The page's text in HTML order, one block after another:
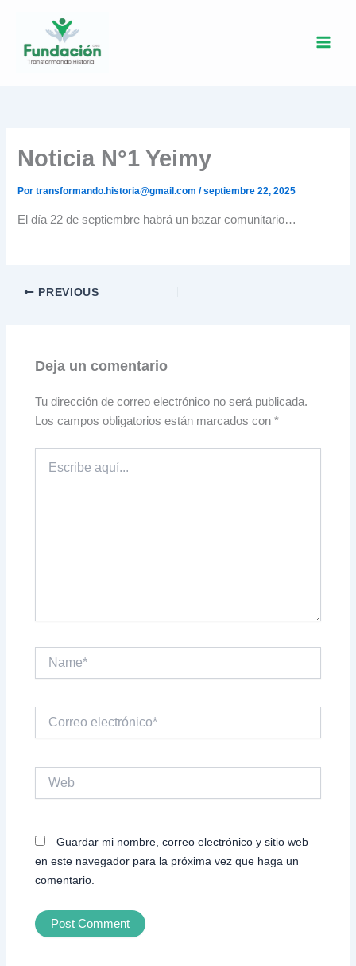
contenido
Noticia N°1 Yeimy
Portransformando.historia@gmail.com/septiembre 22, 2025
El día 22 de septiembre habrá un bazar comunitario…
PREVIOUS
Deja un comentario
Tu dirección de correo electrónico no será publicada.
Los campos obligatorios están marcados con*
aquí...
Correo
electrónico*
Guardar mi nombre, correo electrónico y sitio web
en este navegador para la próxima vez que haga un
comentario.